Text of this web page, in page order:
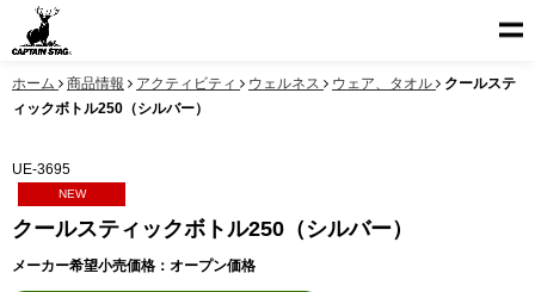
ホーム 商品情報 アクティビティ ウェルネス ウェア、タオル
クールステ
ィックボトル250（シルバー）
UE-3695
NEW
クールスティックボトル250（シルバー）
メーカー希望小売価格：オープン価格